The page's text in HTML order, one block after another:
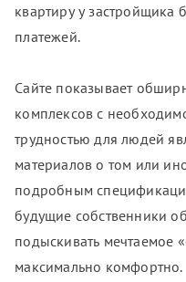
квартиру у застройщика
платежей.
Сайте показывает
комплексов с
трудностью для людей
материалов о том или
подробным
будущие собственники
подыскивать мечтаемое
максимально комфортно.